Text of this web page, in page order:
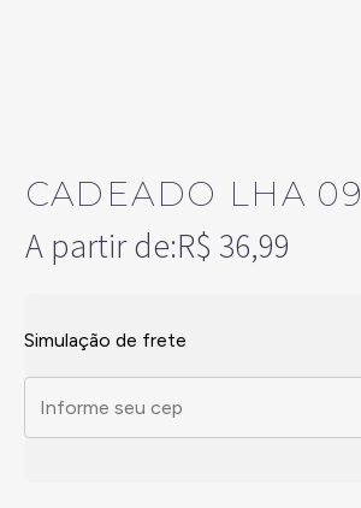
CADEADO LHA 09
A partir de:R$ 36,99
Simulação de frete